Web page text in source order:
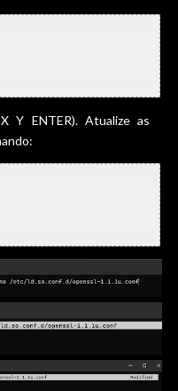
Y ENTER). Atualize as